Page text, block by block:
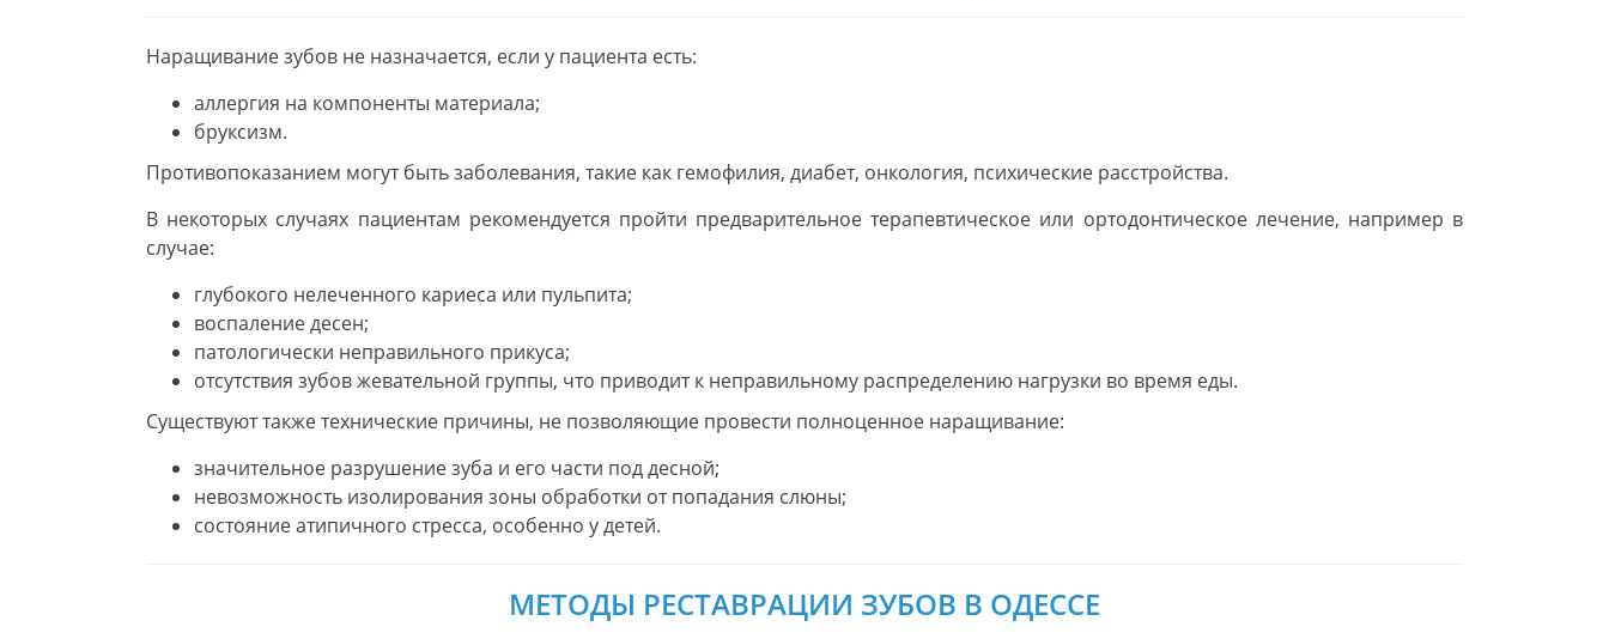
Наращивание зубов не назначается, если у пациента есть:
аллергия на компоненты материала;
бруксизм.
Противопоказанием могут быть заболевания, такие как гемофилия, диабет, онкология, психические расстройства.
В некоторых случаях пациентам рекомендуется пройти предварительное терапевтическое или ортодонтическое лечение, например в
случае:
глубокого нелеченного кариеса или пульпита;
воспаление десен;
патологически неправильного прикуса;
отсутствия зубов жевательной группы, что приводит к неправильному распределению нагрузки во время еды.
Существуют также технические причины, не позволяющие провести полноценное наращивание:
значительное разрушение зуба и его части под десной;
невозможность изолирования зоны обработки от попадания слюны;
состояние атипичного стресса, особенно у детей.
МЕТОДЫ РЕСТАВРАЦИИ ЗУБОВ В ОДЕССЕ